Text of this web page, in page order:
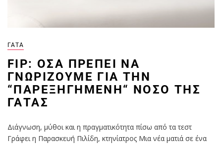
ΓΆΤΑ
FIP: ΌΣΑ ΠΡΈΠΕΙ ΝΑ
ΓΝΩΡΊΖΟΥΜΕ ΓΙΑ ΤΗΝ
“ΠΑΡΕΞΗΓΗΜΈΝΗ“ ΝΌΣΟ ΤΗΣ
ΓΆΤΑΣ
Διάγνωση, μύθοι και η πραγματικότητα πίσω από τα τεστ
Γράφει η Παρασκευή Πιλίδη, κτηνίατρος Μια νέα ματιά σε ένα